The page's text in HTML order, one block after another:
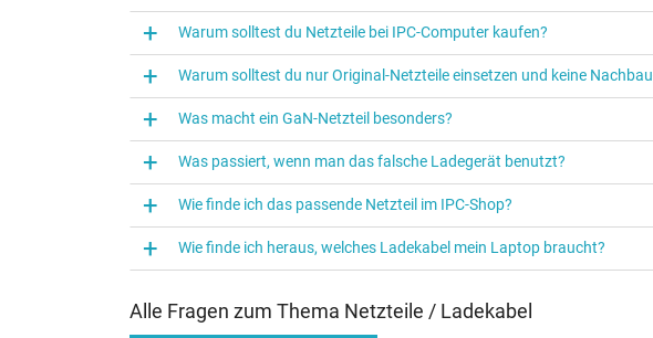
Warum solltest du Netzteile bei IPC‑Computer kaufen?
Warum solltest du nur Original-Netzteile einsetzen und keine
Was macht ein GaN-Netzteil besonders?
Was passiert, wenn man das falsche Ladegerät benutzt?
Wie finde ich das passende Netzteil im IPC-Shop?
Wie finde ich heraus, welches Ladekabel mein Laptop braucht?
Alle Fragen zum Thema Netzteile / Ladekabel